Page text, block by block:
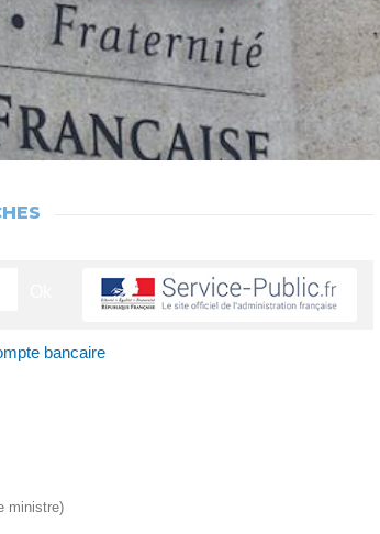
bancaire
ministre)